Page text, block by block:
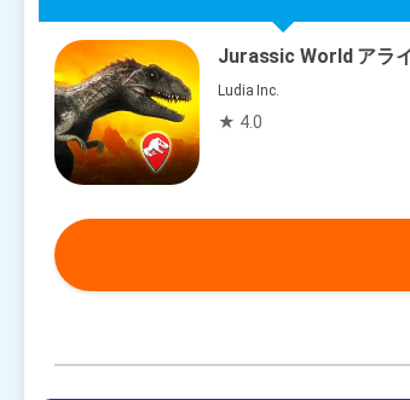
Jurassic World アラ
Ludia Inc.
★ 4.0